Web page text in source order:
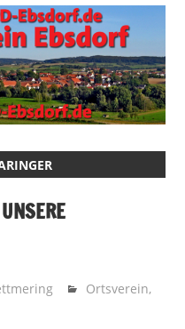
Ortsverein,